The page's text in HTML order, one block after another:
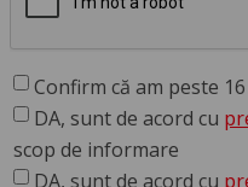
Confirm că am peste
DA, sunt de acord cu
scop de informare
DA, sunt de acord cu